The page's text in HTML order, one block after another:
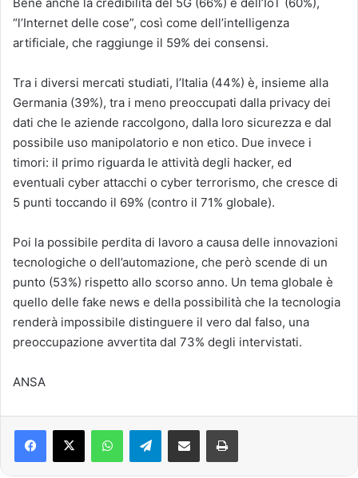
Bene anche la credibilità del 5G (66%) e dell’IoT (60%),
“l’Internet delle cose”, così come dell’intelligenza
artificiale, che raggiunge il 59% dei consensi.
Tra i diversi mercati studiati, l’Italia (44%) è, insieme alla
Germania (39%), tra i meno preoccupati dalla privacy dei
dati che le aziende raccolgono, dalla loro sicurezza e dal
possibile uso manipolatorio e non etico. Due invece i
timori: il primo riguarda le attività degli hacker, ed
eventuali cyber attacchi o cyber terrorismo, che cresce di
5 punti toccando il 69% (contro il 71% globale).
Poi la possibile perdita di lavoro a causa delle innovazioni
tecnologiche o dell’automazione, che però scende di un
punto (53%) rispetto allo scorso anno. Un tema globale è
quello delle fake news e della possibilità che la tecnologia
renderà impossibile distinguere il vero dal falso, una
preoccupazione avvertita dal 73% degli intervistati.
ANSA
Telegram